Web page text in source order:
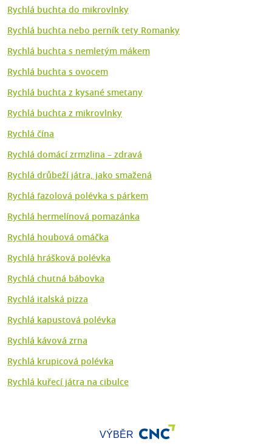
Rychlá buchta do mikrovlnky
Rychlá buchta nebo perník tety Romanky
Rychlá buchta s nemletým mákem
Rychlá buchta s ovocem
Rychlá buchta z kysané smetany
Rychlá buchta z mikrovlnky
Rychlá čína
Rychlá domácí zrmzlina – zdravá
Rychlá drůbeží játra, jako smažená
Rychlá fazolová polévka s párkem
Rychlá hermelínová pomazánka
Rychlá houbová omáčka
Rychlá hrášková polévka
Rychlá chutná bábovka
Rychlá italská pizza
Rychlá kapustová polévka
Rychlá kávová zrna
Rychlá krupicová polévka
Rychlá kuřecí játra na cibulce
VÝBĚR